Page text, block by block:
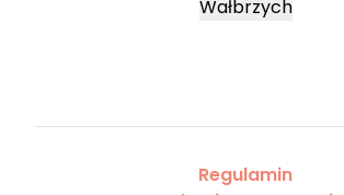
Wałbrzych
Regulamin